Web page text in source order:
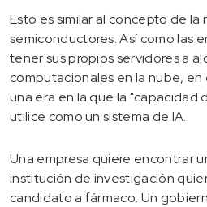
Esto es similar al concepto de la
semiconductores. Así como las
tener sus propios servidores a
computacionales en la nube,
una era en la que la "capacidad
utilice como un sistema de IA.
Una empresa quiere encontrar
institución de investigación
candidato a fármaco. Un